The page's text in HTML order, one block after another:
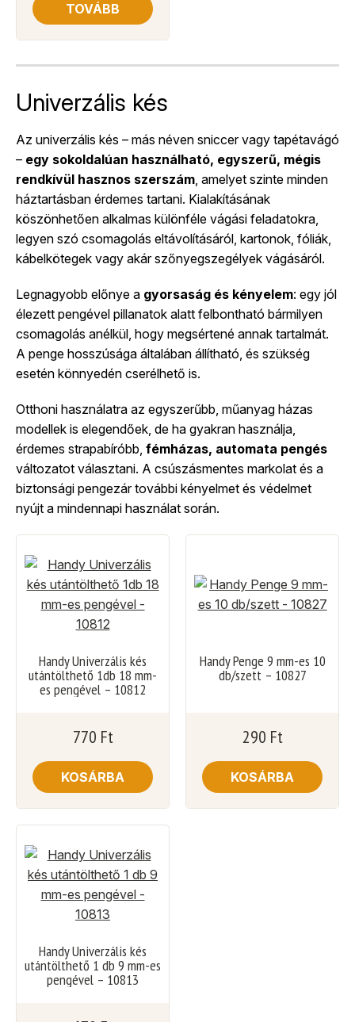
TOVÁBB
Univerzális kés
Az univerzális kés – más néven sniccer vagy tapétavágó
– egy sokoldalúan használható, egyszerű, mégis
rendkívül hasznos szerszám, amelyet szinte minden
háztartásban érdemes tartani. Kialakításának
köszönhetően alkalmas különféle vágási feladatokra,
legyen szó csomagolás eltávolításáról, kartonok, fóliák,
kábelkötegek vagy akár szőnyegszegélyek vágásáról.
Legnagyobb előnye a gyorsaság és kényelem: egy jól
élezett pengével pillanatok alatt felbontható bármilyen
csomagolás anélkül, hogy megsértené annak tartalmát.
A penge hosszúsága általában állítható, és szükség
esetén könnyedén cserélhető is.
Otthoni használatra az egyszerűbb, műanyag házas
modellek is elegendőek, de ha gyakran használja,
érdemes strapabíróbb, fémházas, automata pengés
változatot választani. A csúszásmentes markolat és a
biztonsági pengezár további kényelmet és védelmet
nyújt a mindennapi használat során.
Handy Univerzális kés
utántölthető 1db 18 mm-
es pengével – 10812
770 Ft
KOSÁRBA
Handy Penge 9 mm-es 10
db/szett – 10827
290 Ft
KOSÁRBA
Handy Univerzális kés
utántölthető 1 db 9 mm-es
pengével – 10813